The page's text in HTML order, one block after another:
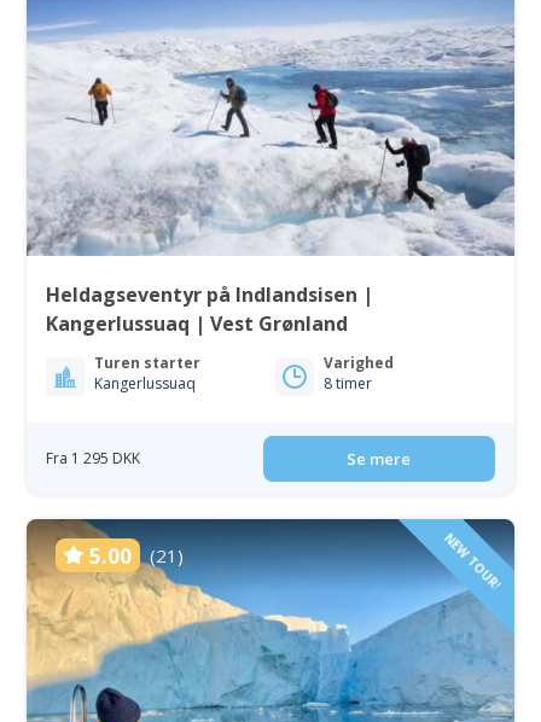
Heldagseventyr på Indlandsisen |
Kangerlussuaq | Vest Grønland
Turen starter
Kangerlussuaq
Varighed
8 timer
Fra 1 295 DKK Se mere
5.00 (21) NEW TOUR!